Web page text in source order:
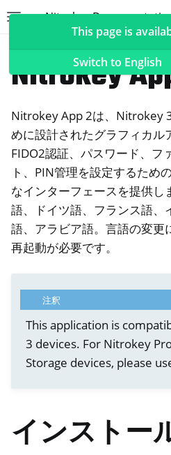
Nitrokey
navigation of Nitrokeys
navigation of NitroPad, NitroPC
navigation of ニトロフォン、ニ
navigation of NextBox
navigation of NetHSM
navigation of NitroWall
navigation of NitroWall NW750
navigation of ソフトウェア
navigation of Nitrokey App 2
Nitrokey
Nitrokey App 2は、Nitrokey
めに設計されたグラフィカル
FIDO2認証、パスワード、フ
ト、PIN管理を設定するため
なインターフェースを提供し
語、ドイツ語、フランス語、
語、アラビア語。言語の変更
再起動が必要です。
注釈
This application is
3 devices. For Nitrokey
Storage devices, please
インストー
This page is
Switch to English